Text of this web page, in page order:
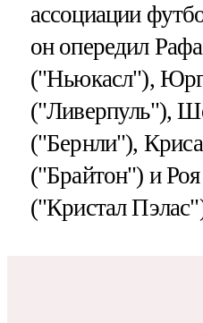
ассоциации
он опередил
("Ньюкасл"),
("Ливерпуль"),
("Бернли"),
("Брайтон") и
("Кристал